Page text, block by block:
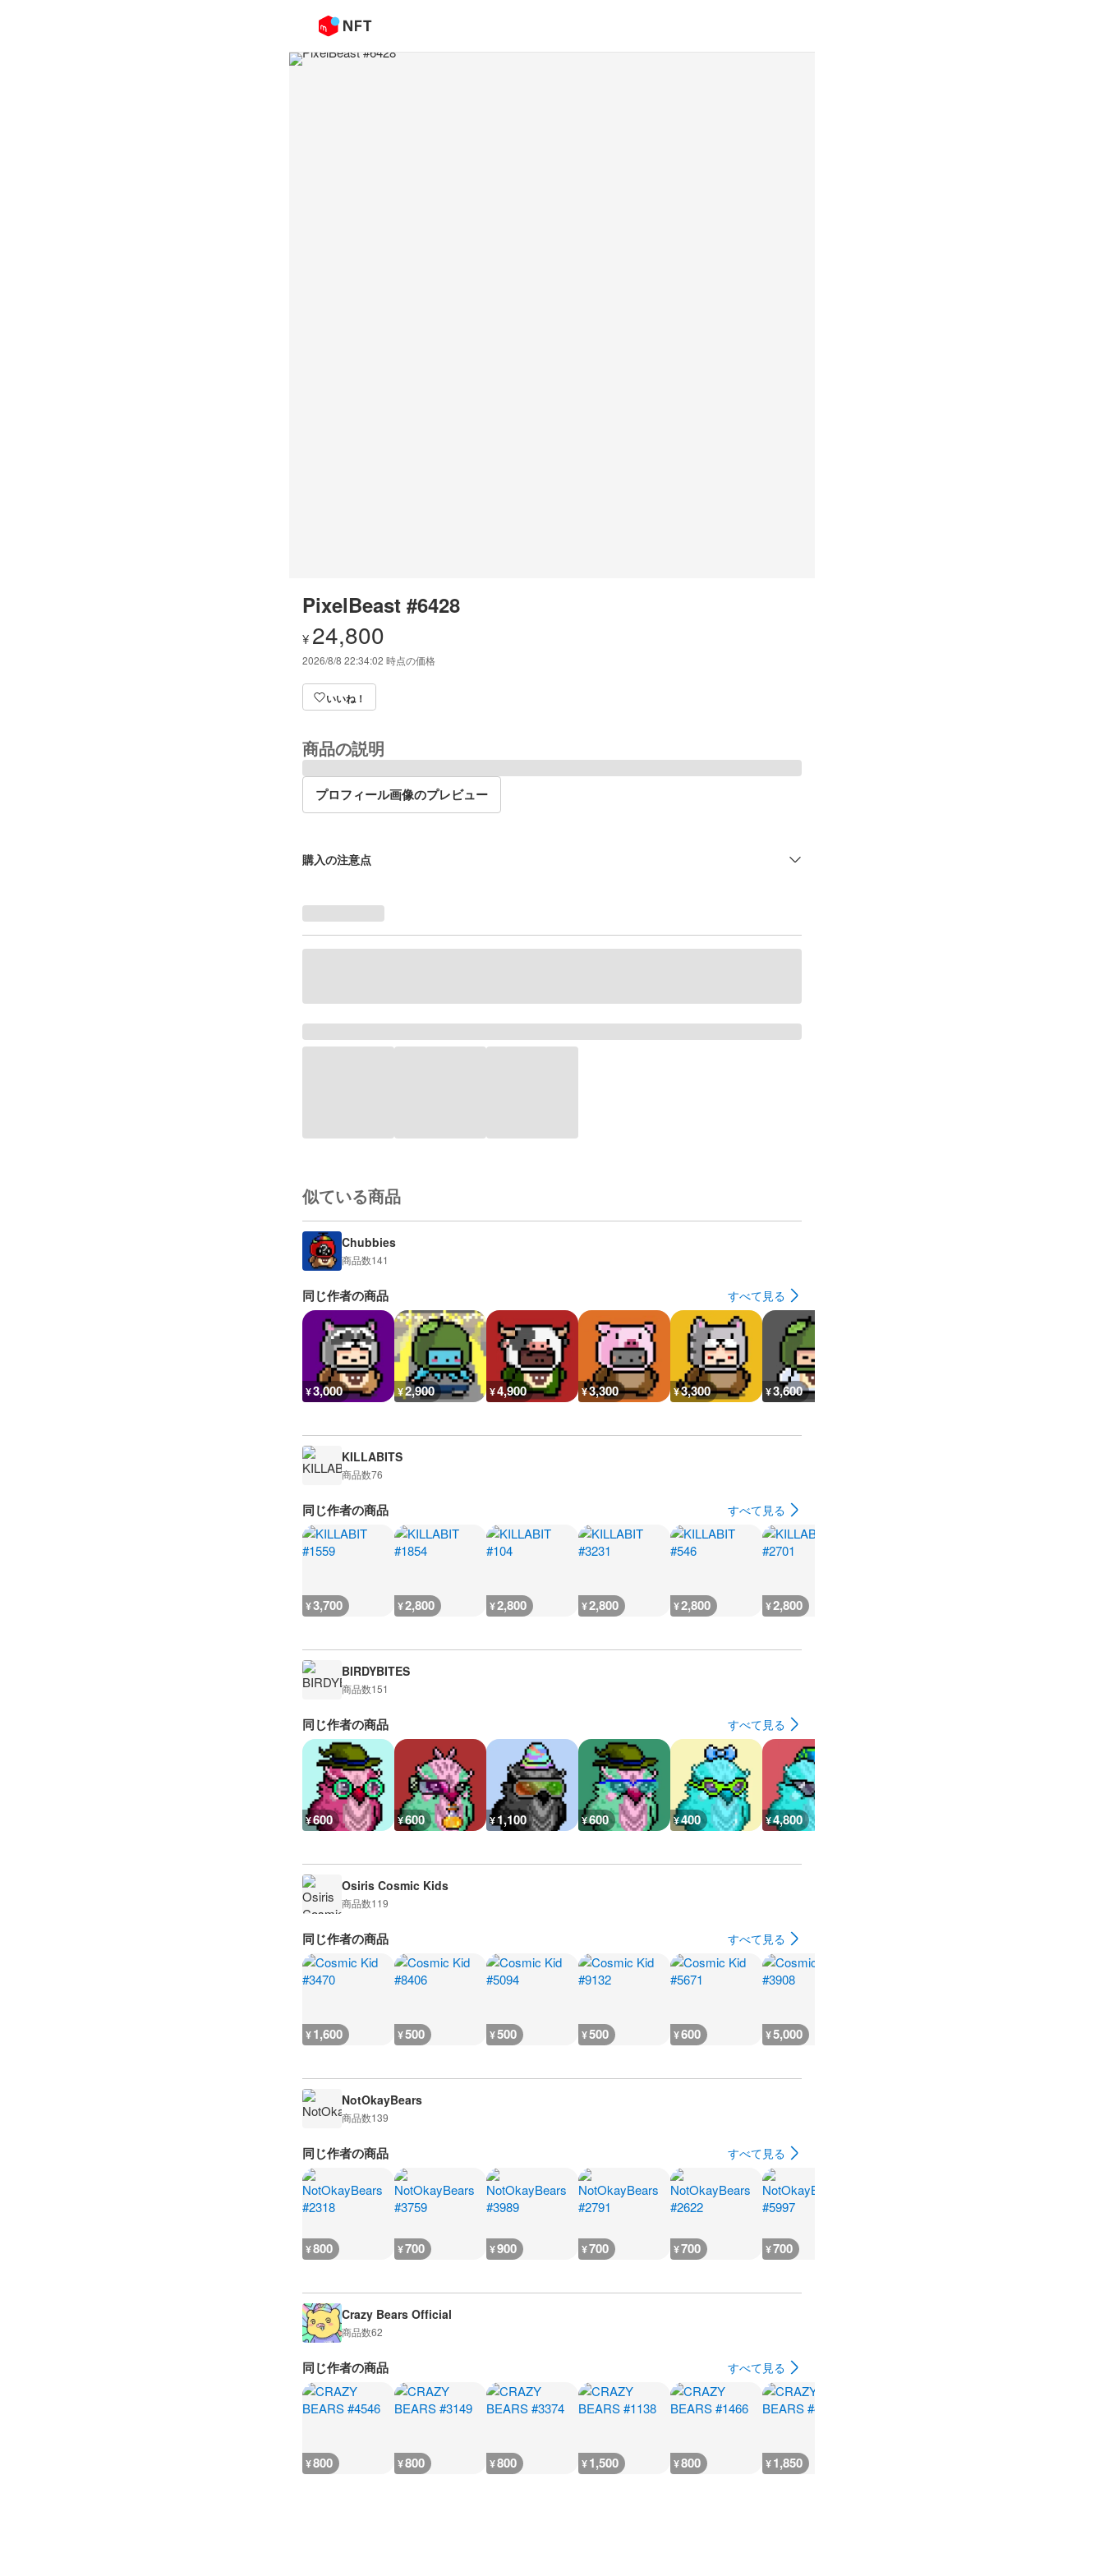
PixelBeast #6428
¥ 24,800
2026/8/8 22:34:02 時点の価格
いいね！
商品の説明
プロフィール画像のプレビュー
購入の注意点
似ている商品
Chubbies
商品数141
同じ作者の商品 すべて見る
¥3,000 ¥2,900 ¥4,900 ¥3,300 ¥3,300 ¥3,600
KILLABITS
商品数76
同じ作者の商品 すべて見る
¥3,700 ¥2,800 ¥2,800 ¥2,800 ¥2,800 ¥2,800
BIRDYBITES
商品数151
同じ作者の商品 すべて見る
¥600 ¥600 ¥1,100 ¥600 ¥400 ¥4,800
Osiris Cosmic Kids
商品数119
同じ作者の商品 すべて見る
¥1,600 ¥500 ¥500 ¥500 ¥600 ¥5,000
NotOkayBears
商品数139
同じ作者の商品 すべて見る
¥800 ¥700 ¥900 ¥700 ¥700 ¥700
Crazy Bears Official
商品数62
同じ作者の商品 すべて見る
¥800 ¥800 ¥800 ¥1,500 ¥800 ¥1,850